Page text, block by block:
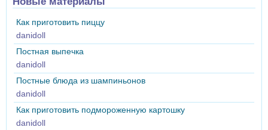
Как приготовить пиццу
danidoll
Постная выпечка
danidoll
Постные блюда из шампиньонов
danidoll
Как приготовить подмороженную картошку
danidoll